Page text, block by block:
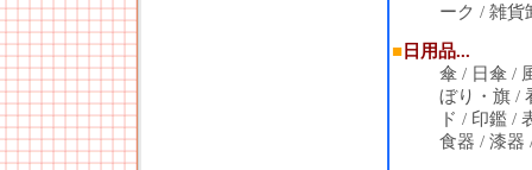
ーク / 雑貨
■ 日用品...
傘 / 日傘 /
ぼり・旗 /
ド / 印鑑 /
食器 / 漆器